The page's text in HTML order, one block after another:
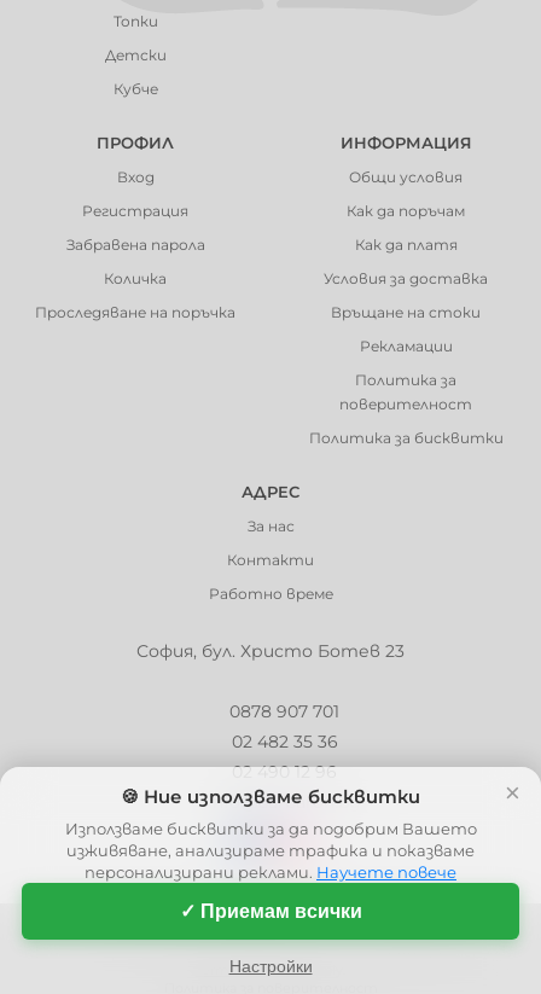
Топки
Детски
Кубче
ПРОФИЛ
Вход
Регистрация
Забравена парола
Количка
Проследяване на поръчка
ИНФОРМАЦИЯ
Общи условия
Как да поръчам
Как да платя
Условия за доставка
Връщане на стоки
Рекламации
Политика за
поверителност
Политика за бисквитки
АДРЕС
За нас
Контакти
Работно време
София, бул. Христо Ботев 23
0878 907 701
02 482 35 36
02 490 12 96
info@barbaron.bg
Terms of Serviceapply.
×
🍪 Ние използваме бисквитки
Използваме бисквитки за да подобрим Вашето
изживяване, анализираме трафика и показваме
персонализирани реклами. Научете повече
✓ Приемам всички
Настройки